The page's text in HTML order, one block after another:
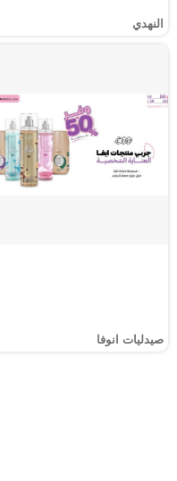
النهدي
صيدليات انوفا